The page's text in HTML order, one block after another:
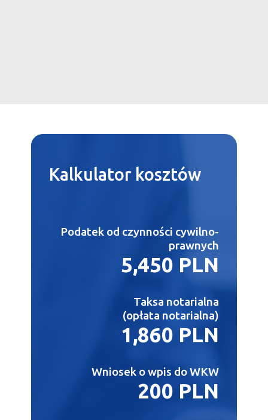
Kalkulatorkosztów
Podatek od czynności cywilno-
prawnych
5,450 PLN
Taksa notarialna
(opłata notarialna)
1,860 PLN
Wniosek o wpis do WKW
200 PLN